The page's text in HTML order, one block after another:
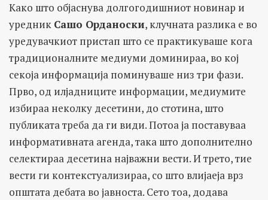
Како што објаснува долгогодишниот новинар и
уредник Сашо Орданоски, клучната разлика е во
уредувачкиот пристап што се практикуваше кога
традиционалните медиуми доминираа, во кој
секоја информација поминуваше низ три фази.
Прво, од илјадниците информации, медиумите
избираа неколку десетини, до стотина, што
публиката треба да ги види. Потоа ја поставуваа
информативната агенда, така што дополнително
селектираа десетина најважни вести. И трето, тие
вести ги контекстуализираа, со што влијаеја врз
општата дебата во јавноста. Сето тоа, додава